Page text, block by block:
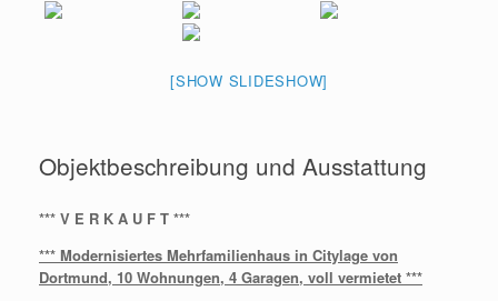
[SHOW SLIDESHOW]
Objektbeschreibung und Ausstattung
*** V E R K A U F T ***
*** Modernisiertes Mehrfamilienhaus in Citylage von
Dortmund, 10 Wohnungen, 4 Garagen, voll vermietet ***